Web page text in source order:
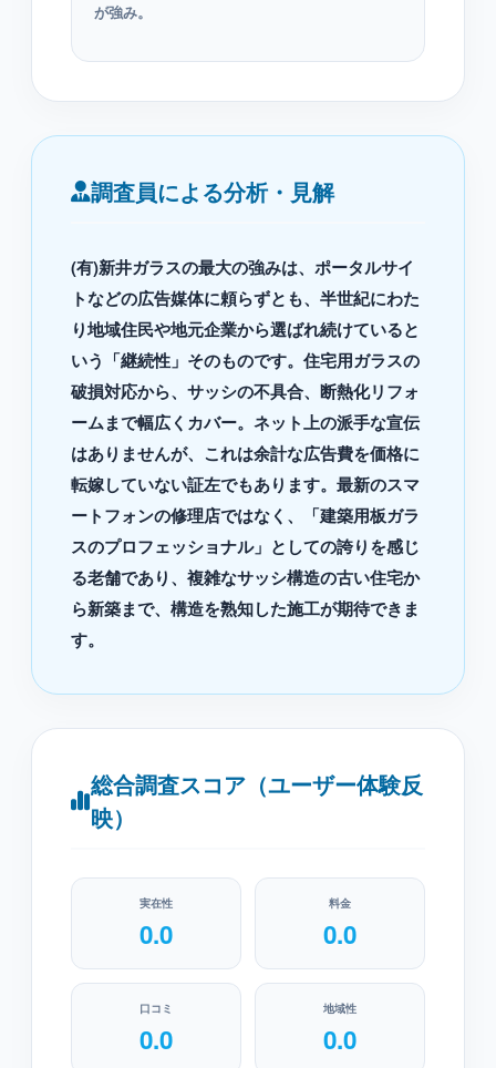
が強み。
調査員による分析・見解
(有)新井ガラスの最大の強みは、ポータルサイ
トなどの広告媒体に頼らずとも、半世紀にわた
り地域住民や地元企業から選ばれ続けていると
いう「継続性」そのものです。住宅用ガラスの
破損対応から、サッシの不具合、断熱化リフォ
ームまで幅広くカバー。ネット上の派手な宣伝
はありませんが、これは余計な広告費を価格に
転嫁していない証左でもあります。最新のスマ
ートフォンの修理店ではなく、「建築用板ガラ
スのプロフェッショナル」としての誇りを感じ
る老舗であり、複雑なサッシ構造の古い住宅か
ら新築まで、構造を熟知した施工が期待できま
す。
総合調査スコア（ユーザー体験反
映）
実在性
0.0
料金
0.0
口コミ
0.0
地域性
0.0